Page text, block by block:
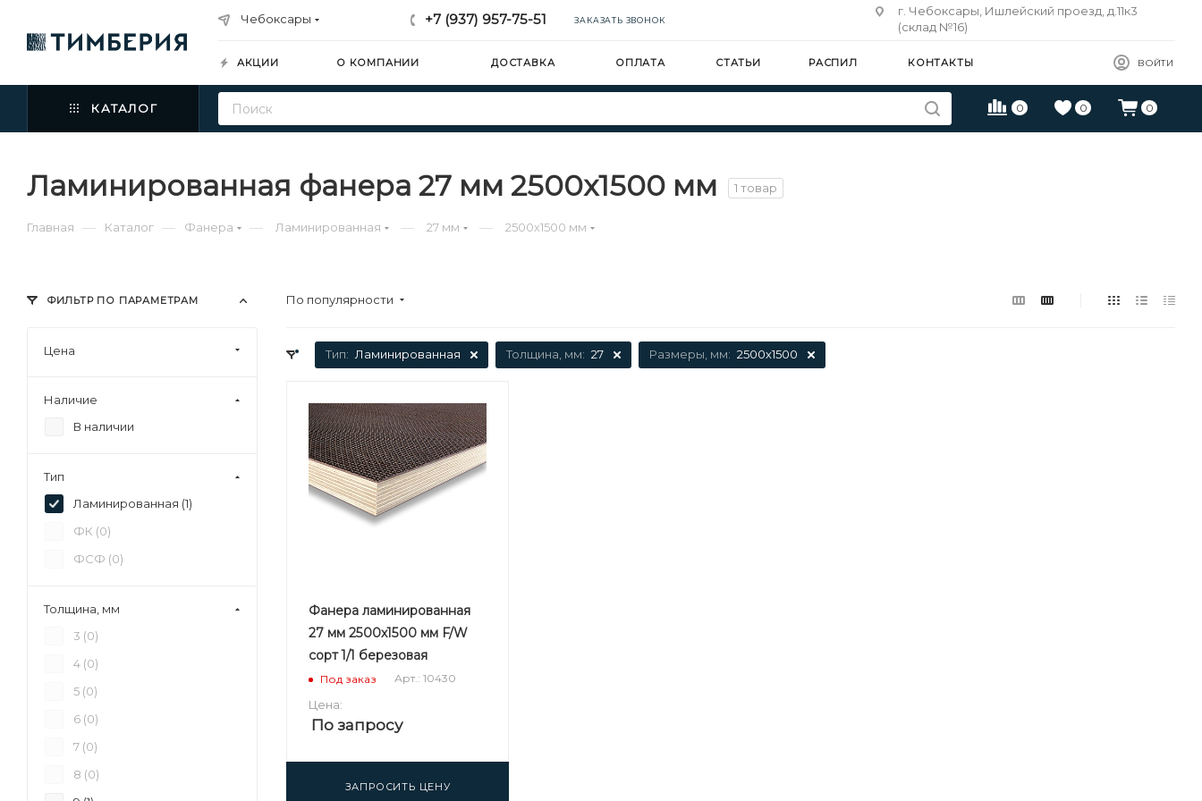
Чебоксары +7 (937) 957-75-51 ЗАКАЗАТЬ ЗВОНОК
г. Чебоксары, Ишлейский проезд, д.11к3
(склад №16)
ВОЙТИ
АКЦИИ О КОМПАНИИ ДОСТАВКА ОПЛАТА СТАТЬИ РАСПИЛ КОНТАКТЫ
0 0 0
КАТАЛОГ
Ламинированная фанера 27 мм 2500х1500 мм 1 товар
Главная — Каталог — Фанера — Ламинированная — 27 мм — 2500х1500 мм
По популярности
Тип: Ламинированная Толщина, мм: 27 Размеры, мм: 2500х1500
Фанера ламинированная
27 мм 2500х1500 мм F/W
сорт 1/1 березовая
Под заказ Арт.: 10430
Цена:
По запросу
ЗАПРОСИТЬ ЦЕНУ
ФИЛЬТР ПО ПАРАМЕТРАМ
Цена
Наличие
В наличии
Тип
Ламинированная (1)
ФК (0)
ФСФ (0)
Толщина, мм
3 (0)
4 (0)
5 (0)
6 (0)
7 (0)
8 (0)